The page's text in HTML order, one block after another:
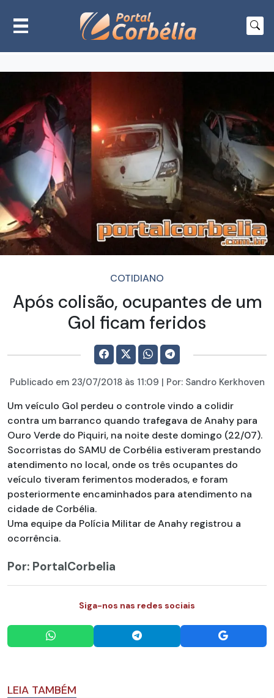
COTIDIANO
Após colisão, ocupantes de um
Gol ficam feridos
Publicado em 23/07/2018às 11:09 | Por: Sandro Kerkhoven
Um veículo Gol perdeu o controle vindo a colidir
contra um barranco quando trafegava de Anahy para
Ouro Verde do Piquiri, na noite deste domingo (22/07).
Socorristas do SAMU de Corbélia estiveram prestando
atendimento no local, onde os três ocupantes do
veículo tiveram ferimentos moderados, e foram
posteriormente encaminhados para atendimento na
cidade de Corbélia.
Uma equipe da Polícia Militar de Anahy registrou a
ocorrência.
Por: PortalCorbelia
Siga-nos nas redes sociais
LEIA TAMBÉM